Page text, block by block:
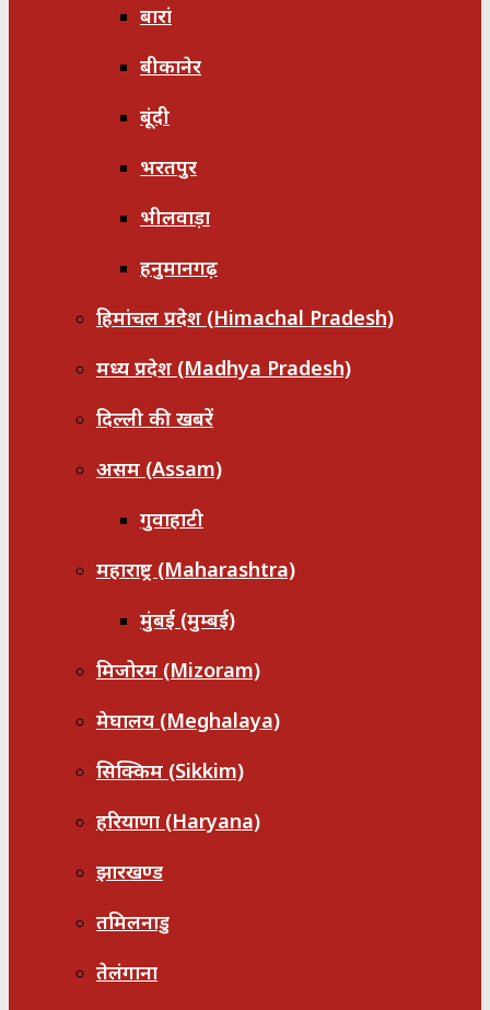
बारां
बीकानेर
बूंदी
भरतपुर
भीलवाड़ा
हनुमानगढ़
हिमांचल प्रदेश (Himachal Pradesh)
मध्य प्रदेश (Madhya Pradesh)
दिल्ली की खबरें
असम (Assam)
गुवाहाटी
महाराष्ट्र (Maharashtra)
मुंबई (मुम्बई)
मिजोरम (Mizoram)
मेघालय (Meghalaya)
सिक्किम (Sikkim)
हरियाणा (Haryana)
झारखण्ड
तमिलनाडु
तेलंगाना